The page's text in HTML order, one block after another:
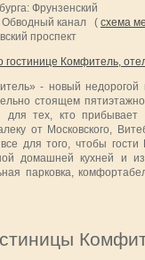
Фрунзенский
канал ( схема
проспект
гостинице Комфитель,
- новый недорогой
стоящем
тех, кто прибывает
от Московского,
для того, чтобы
домашней кухней и
парковка,